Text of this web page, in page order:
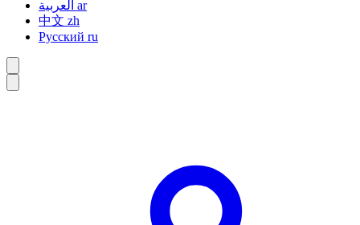
ar
中文 zh
Русский ru